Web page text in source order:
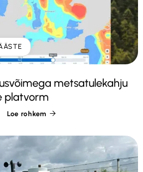
metsatulekahju
platvorm
Loe rohkem 